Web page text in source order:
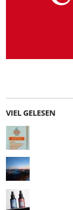
VIEL GELESEN